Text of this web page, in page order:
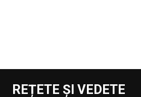
REȚETE ȘI VEDETE